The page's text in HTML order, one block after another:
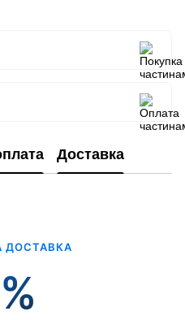
Доставка
ДОСТАВКА